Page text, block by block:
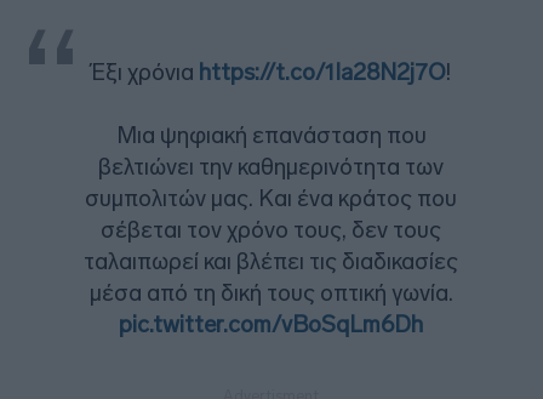
Έξι χρόνια https://t.co/1la28N2j7O!
Μια ψηφιακή επανάσταση που
βελτιώνει την καθημερινότητα των
συμπολιτών μας. Και ένα κράτος που
σέβεται τον χρόνο τους, δεν τους
ταλαιπωρεί και βλέπει τις διαδικασίες
μέσα από τη δική τους οπτική γωνία.
pic.twitter.com/vBoSqLm6Dh